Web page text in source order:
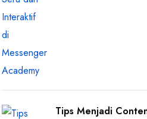
Tips Menjadi